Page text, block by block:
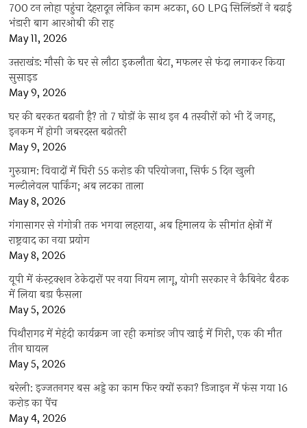
700 टन लोहा पहुंचा देहरादून लेकिन काम अटका, 60 LPG सिलिंडरों ने बढ़ाई
भंडारी बाग आरओबी की राह
May 11, 2026
उत्तराखंड: मौसी के घर से लौटा इकलौता बेटा, मफलर से फंदा लगाकर किया
सुसाइड
May 9, 2026
घर की बरकत बढ़ानी है? तो 7 घोड़ों के साथ इन 4 तस्वीरों को भी दें जगह,
इनकम में होगी जबरदस्त बढ़ोतरी
May 9, 2026
गुरुग्राम: विवादों में घिरी 55 करोड़ की परियोजना, सिर्फ 5 दिन खुली
मल्टीलेवल पार्किंग; अब लटका ताला
May 8, 2026
गंगासागर से गंगोत्री तक भगवा लहराया, अब हिमालय के सीमांत क्षेत्रों में
राष्ट्रवाद का नया प्रयोग
May 8, 2026
यूपी में कंस्ट्रक्शन ठेकेदारों पर नया नियम लागू, योगी सरकार ने कैबिनेट बैठक
में लिया बड़ा फैसला
May 5, 2026
पिथौरागढ़ में मेहंदी कार्यक्रम जा रही कमांडर जीप खाई में गिरी, एक की मौत
तीन घायल
May 5, 2026
बरेली: इज्जतनगर बस अड्डे का काम फिर क्यों रुका? डिजाइन में फंस गया 16
करोड़ का पेंच
May 4, 2026